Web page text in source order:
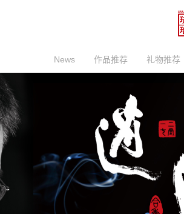
News 作品推荐 礼物推荐